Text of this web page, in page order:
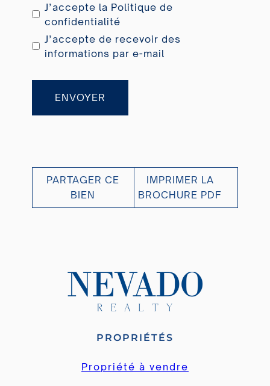
J’accepte la Politique de
confidentialité
J’accepte de recevoir des
informations par e-mail
ENVOYER
PARTAGER CE
BIEN
IMPRIMER LA
BROCHURE PDF
PROPRIÉTÉS
Propriété à vendre